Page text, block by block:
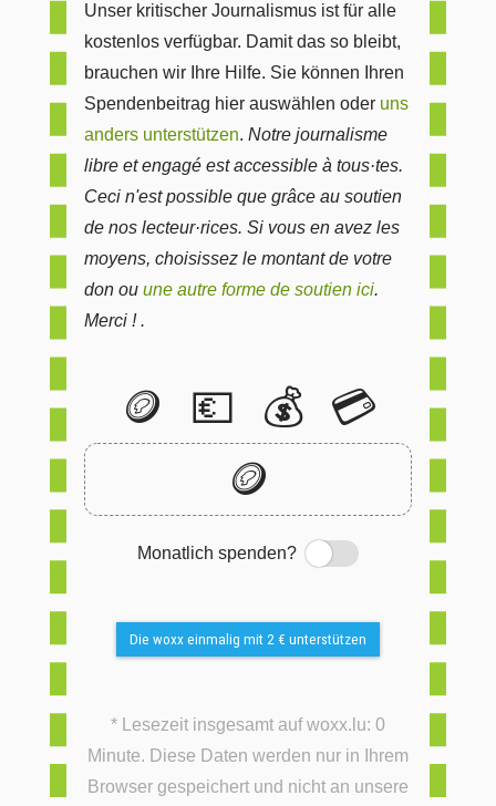
Unser kritischer Journalismus ist für alle
kostenlos verfügbar. Damit das so bleibt,
brauchen wir Ihre Hilfe. Sie können Ihren
Spendenbeitrag hier auswählen oder uns
anders unterstützen. Notre journalisme
libre et engagé est accessible à tous·tes.
Ceci n'est possible que grâce au soutien
de nos lecteur·rices. Si vous en avez les
moyens, choisissez le montant de votre
don ou une autre forme de soutien ici.
Merci ! .
🪙 💶 💰 💳
🪙
Monatlich spenden?
Switch
Die woxx einmalig mit 2 € unterstützen
* Lesezeit insgesamt auf woxx.lu: 0
Minute. Diese Daten werden nur in Ihrem
Browser gespeichert und nicht an unsere